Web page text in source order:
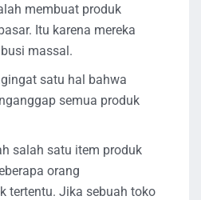
membuat produk
Itu karena mereka
massal.
satu hal bahwa
semua produk
salah satu item produk
orang
tertentu. Jika sebuah toko